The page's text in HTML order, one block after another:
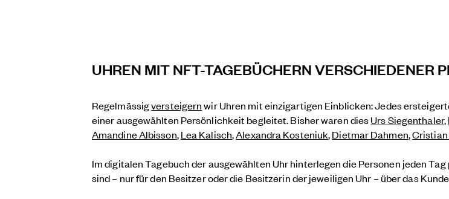
UHREN MIT NFT-TAGEBÜCHERN VERSCHIEDENER
Regelmässigversteigernwir Uhren mit einzigartigen Einblicken: Jedes
einer ausgewählten Persönlichkeit begleitet. Bisher waren diesUrs Siegenthaler,
Amandine Albisson,Lea Kalisch,Alexandra Kosteniuk,Dietmar Dahmen,
Im digitalen Tagebuch der ausgewählten Uhr hinterlegen die Personen jeden
sind – nur für den Besitzer oder die Besitzerin der jeweiligen Uhr – über das